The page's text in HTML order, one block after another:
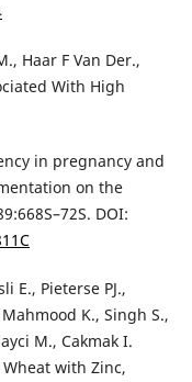
Haar F Van Der.,
With High
in pregnancy and
on the
DOI:
E., Pieterse PJ.,
K., Singh S.,
M., Cakmak I.
with Zinc,